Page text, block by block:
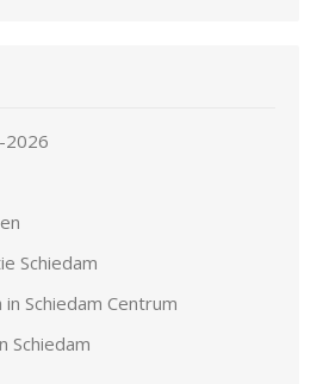
2026
Schiedam
Schiedam Centrum
Schiedam